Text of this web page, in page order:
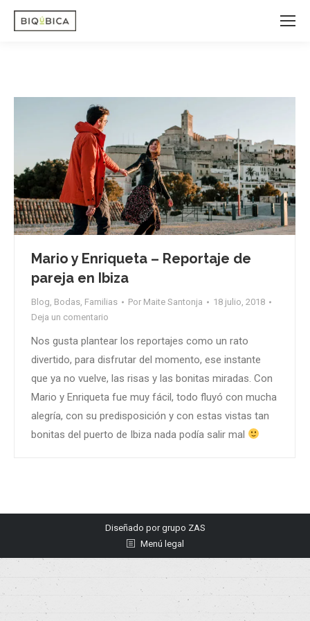
Mario y Enriqueta – Reportaje de
pareja en Ibiza
Blog Bodas Familias Por Maite Santonja
18 julio, 2018
Deja un comentario
Nos gusta plantear los reportajes como un rato
divertido, para disfrutar del momento, ese instante
que ya no vuelve, las risas y las bonitas miradas. Con
Mario y Enriqueta fue muy fácil, todo fluyó con mucha
alegría, con su predisposición y con estas vistas tan
bonitas del puerto de Ibiza nada podía salir mal
Diseñado porgrupo ZAS
Menú legal